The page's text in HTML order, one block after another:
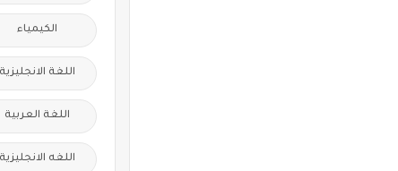
الكيمياء
اللغة الانجليزية
اللغة العربية
اللغه الانجليزية